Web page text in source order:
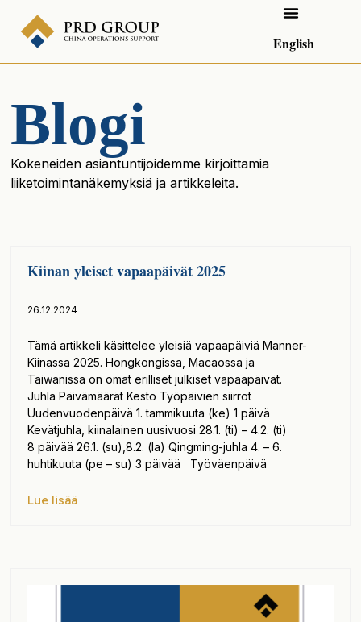
English
Blogi
Kokeneiden asiantuntijoidemme kirjoittamia
liiketoimintanäkemyksiä ja artikkeleita.
Kiinan yleiset vapaapäivät 2025
26.12.2024
Tämä artikkeli käsittelee yleisiä vapaapäiviä Manner-
Kiinassa 2025. Hongkongissa, Macaossa ja
Taiwanissa on omat erilliset julkiset vapaapäivät.
Juhla Päivämäärät Kesto Työpäivien siirrot
Uudenvuodenpäivä 1. tammikuuta (ke) 1 päivä
Kevätjuhla, kiinalainen uusivuosi 28.1. (ti) – 4.2. (ti)
8 päivää 26.1. (su),8.2. (la) Qingming-juhla 4. – 6.
huhtikuuta (pe – su) 3 päivää Työväenpäivä
Lue lisää